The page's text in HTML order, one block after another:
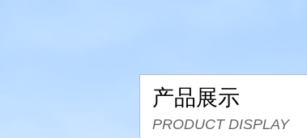
产品展示
PRODUCT DISPLAY